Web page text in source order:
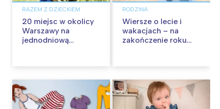
RAZEM Z DZIECKIEM
20 miejsc w okolicy
Warszawy na
jednodniową
RODZINA
Wiersze o lecie i
wakacjach – na
zakończenie roku